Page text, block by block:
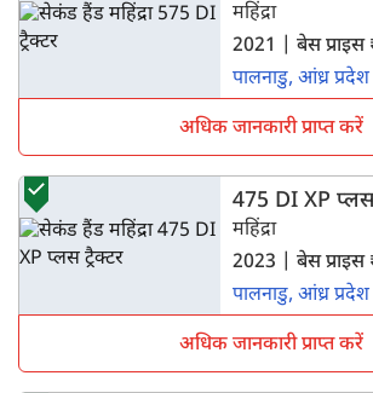
महिंद्रा
2021 | बेस
पालनाडु, आंध्र प्रदेश
अधिक जानकारी प्राप्त करें
475 DI XP
महिंद्रा
2023 | बेस
पालनाडु, आंध्र प्रदेश
अधिक जानकारी प्राप्त करें